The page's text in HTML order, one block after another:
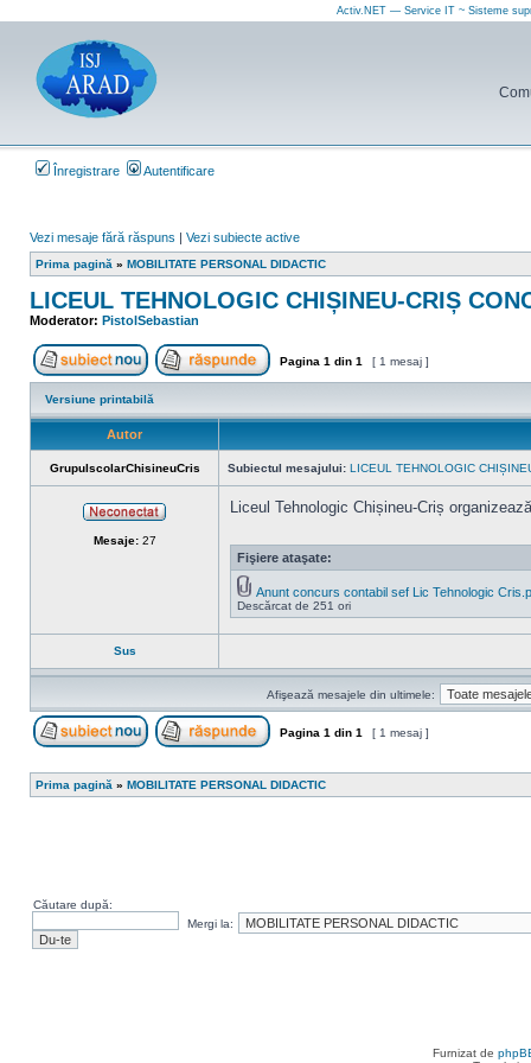
Activ.NET — Service IT ~ Sisteme
Înregistrare Autentificare
Vezi mesaje fără răspuns | Vezi subiecte active
Prima pagină » MOBILITATE PERSONAL DIDACTIC
LICEUL TEHNOLOGIC CHIȘINEU-CRIȘ
Moderator: PistolSebastian
Scrie un subiect nou Răspunde la subiect
Pagina 1 din 1 [ 1 mesaj ]
Versiune printabilă
Autor
GrupulscolarChisineuCris Subiectul mesajului: LICEUL TEHNOLOGIC
Mesaje:27
Liceul Tehnologic Chișineu-Criș
Fişiere ataşate:
Anunt concurs contabil sef Lic Tehnologic
Descărcat de 251 ori
Sus
Afişează mesajele din ultimele:
Pagina 1 din 1 [ 1 mesaj ]
Prima pagină » MOBILITATE PERSONAL DIDACTIC
Căutare după:
Mergi la:
Furnizat de